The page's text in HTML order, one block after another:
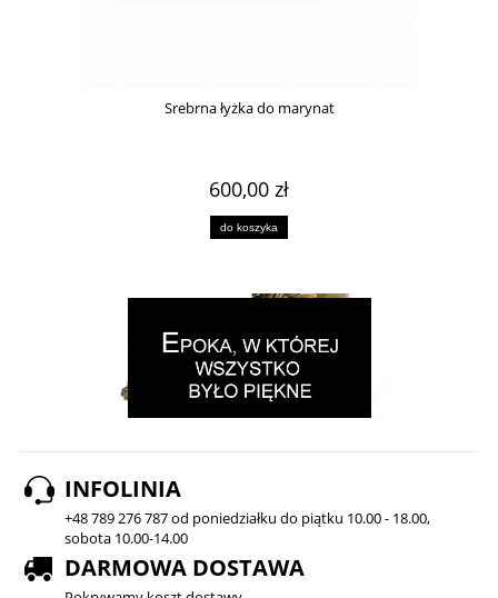
Srebrna łyżka do marynat
600,00 zł
do koszyka
INFOLINIA
+48 789 276 787 od poniedziałku do piątku 10.00 - 18.00,
sobota 10.00-14.00
DARMOWA DOSTAWA